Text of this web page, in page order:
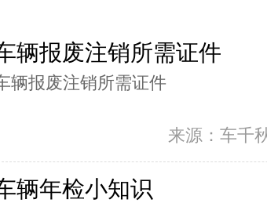
辆报废注销所需证件
辆报废注销所需证件
来源：车千
辆年检小知识